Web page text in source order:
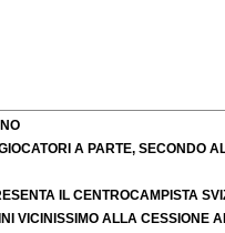
A PARTE, SECONDO
IL CENTROCAMPISTA
VICINISSIMO ALLA CESSIONE